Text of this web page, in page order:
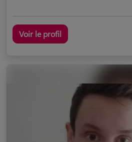
Voir le profil